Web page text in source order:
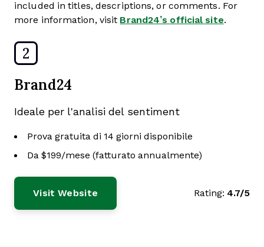
2
Brand24
Ideale per l'analisi del sentiment
Prova gratuita di 14 giorni disponibile
Da $199/mese (fatturato annualmente)
Visit Website Rating: 4.7/5
included in titles, descriptions, or comments. For
more information, visit Brand24’s official site.